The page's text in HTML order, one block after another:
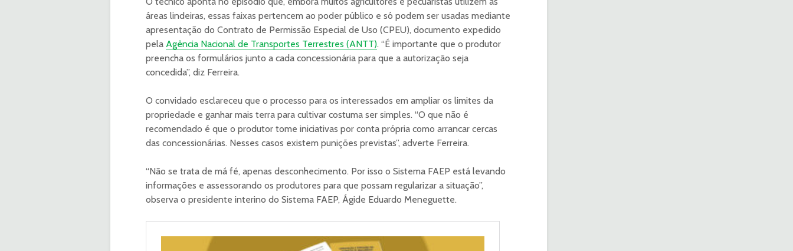
áreas lindeiras, essas faixas pertencem ao poder público e só podem ser usadas mediante
apresentação do Contrato de Permissão Especial de Uso (CPEU), documento expedido
pela Agência Nacional de Transportes Terrestres (ANTT). “É importante que o produtor
preencha os formulários junto a cada concessionária para que a autorização seja
concedida”, diz Ferreira.
O convidado esclareceu que o processo para os interessados em ampliar os limites da
propriedade e ganhar mais terra para cultivar costuma ser simples. “O que não é
recomendado é que o produtor tome iniciativas por conta própria como arrancar cercas
das concessionárias. Nesses casos existem punições previstas”, adverte Ferreira.
“Não se trata de má fé, apenas desconhecimento. Por isso o Sistema FAEP está levando
informações e assessorando os produtores para que possam regularizar a situação”,
observa o presidente interino do Sistema FAEP, Ágide Eduardo Meneguette.